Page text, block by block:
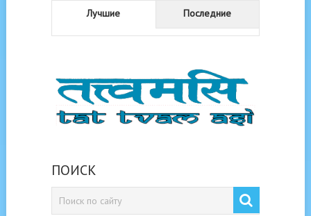
Лучшие Последние
ПОИСК